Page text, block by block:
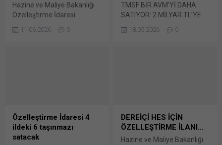
Hazine ve Maliye Bakanlığı
Özelleştirme İdaresi
taşınmazı satış yöntemiyle
taşınmazların satışı
yapılacak. Son teklifler Ağrı
ve Samsun’daki toplam 3
11.06.2026 0
TMSF BİR AVM’Yİ DAHA
SATIYOR: 2 MİLYAR TL’YE
Tasarruf Mevduatı Sigorta
(TMSF), Point Bornova AVM
Ticari ve İktisadi
Bütünlüğü’nü satışa...
18.05.2026 0
Özelleştirme İdaresi 4
ildeki 6 taşınmazı
satacak
DEREİÇİ HES İÇİN
ÖZELLEŞTİRME İLANI…
Hazine ve Maliye Bakanlığı